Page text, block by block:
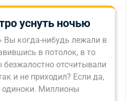
уснуть ночью
Вы когда-нибудь лежали в
в потолок, в то
отсчитывали
и не приходил? Если да,
одиноки. Миллионы